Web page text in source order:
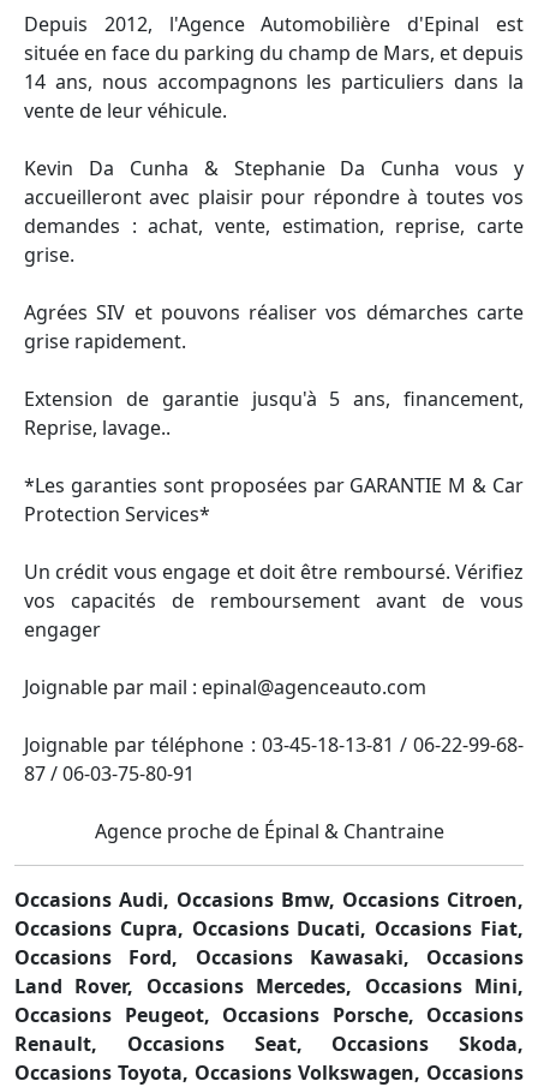
Depuis 2012, l'Agence Automobilière d'Epinal est
située en face du parking du champ de Mars, et depuis
14 ans, nous accompagnons les particuliers dans la
vente de leur véhicule.
Kevin Da Cunha & Stephanie Da Cunha vous y
accueilleront avec plaisir pour répondre à toutes vos
demandes : achat, vente, estimation, reprise, carte
grise.
Agrées SIV et pouvons réaliser vos démarches carte
grise rapidement.
Extension de garantie jusqu'à 5 ans, financement,
Reprise, lavage..
*Les garanties sont proposées par GARANTIE M & Car
Protection Services*
Un crédit vous engage et doit être remboursé. Vérifiez
vos capacités de remboursement avant de vous
engager
Joignable par mail : epinal@agenceauto.com
Joignable par téléphone : 03-45-18-13-81 / 06-22-99-68-
87 / 06-03-75-80-91
Agence proche de Épinal & Chantraine
Occasions Audi, Occasions Bmw, Occasions Citroen,
Occasions Cupra, Occasions Ducati, Occasions Fiat,
Occasions Ford, Occasions Kawasaki, Occasions
Land Rover, Occasions Mercedes, Occasions Mini,
Occasions Peugeot, Occasions Porsche, Occasions
Renault, Occasions Seat, Occasions Skoda,
Occasions Toyota, Occasions Volkswagen, Occasions